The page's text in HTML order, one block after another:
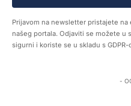
Prijavom na newsletter pristajete
našeg portala. Odjaviti se možete u
sigurni i koriste se u skladu s GDPR-
-